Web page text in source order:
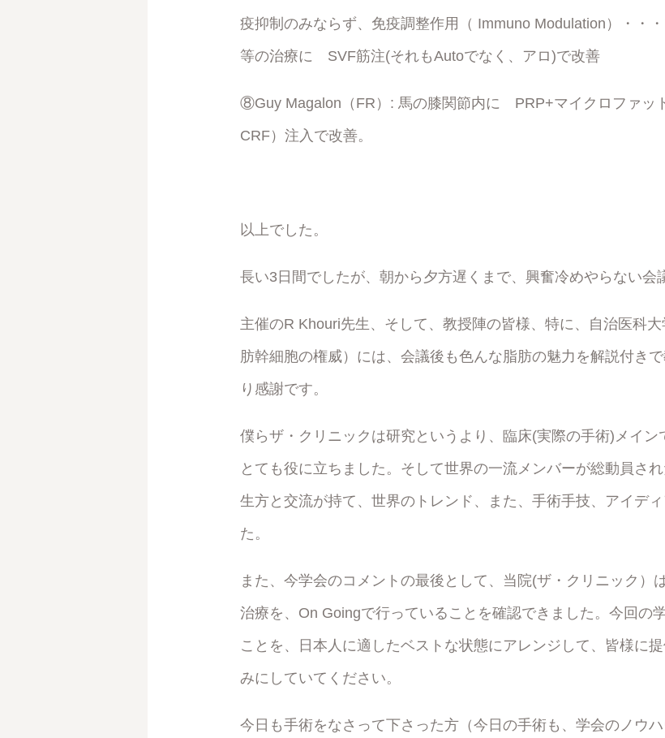
疫抑制のみならず、免疫調整作用（ Immuno Modulation）・・
等の治療に SVF筋注(それもAutoでなく、アロ)で改善
⑧Guy Magalon（FR）: 馬の膝関節内に PRP+マイクロファッ
CRF）注入で改善。
以上でした。
長い3日間でしたが、朝から夕方遅くまで、興奮冷めやらない会
主催のR Khouri先生、そして、教授陣の皆様、特に、自治医科
肪幹細胞の権威）には、会議後も色んな脂肪の魅力を解説付き
り感謝です。
僕らザ・クリニックは研究というより、臨床(実際の手術)メイン
とても役に立ちました。そして世界の一流メンバーが総動員さ
生方と交流が持て、世界のトレンド、また、手術手技、アイデ
た。
また、今学会のコメントの最後として、当院(ザ・クリニック）
治療を、On Goingで行っていることを確認できました。今回の
ことを、日本人に適したベストな状態にアレンジして、皆様に
みにしていてください。
今日も手術をなさって下さった方（今日の手術も、学会のノウ